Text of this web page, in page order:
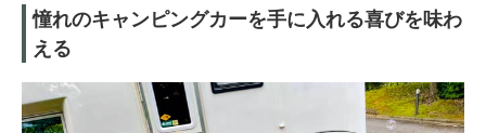
憧れのキャンピングカーを手に入れる喜びを味わ
える